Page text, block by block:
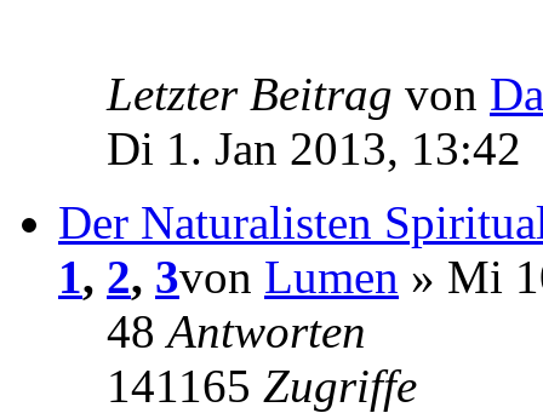
Letzter Beitrag von
Di 1. Jan 2013, 13:42
Der Naturalisten
1, 2, 3von Lumen » Mi
48Antworten
141165 Zugriffe